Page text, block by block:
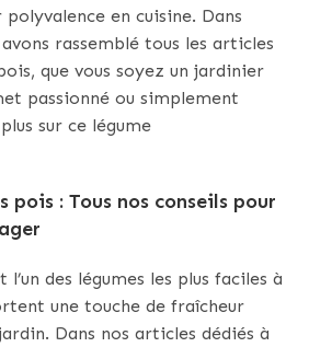
en cuisine. Dans
rassemblé tous les articles
que vous soyez un jardinier
passionné ou simplement
sur ce légume
pois : Tous nos conseils pour
des légumes les plus faciles à
une touche de fraîcheur
Dans nos articles dédiés à